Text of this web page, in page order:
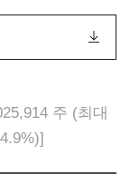
주 (최대